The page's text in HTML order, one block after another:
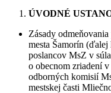
ÚVODNÉ
Zásady
mesta Šamorín
poslancov MsZ v
o obecnom zriadení
odborných komisií
mestskej časti